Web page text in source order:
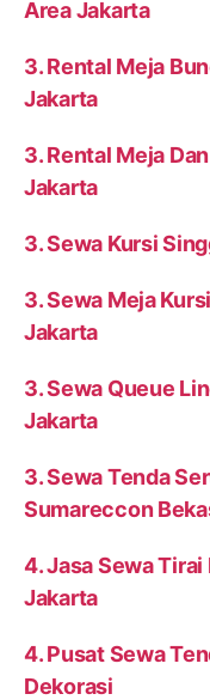
Area Jakarta
3. Rental Meja
Jakarta
3. Rental Meja
Jakarta
3. Sewa Kursi
3. Sewa Meja
Jakarta
3. Sewa Queue
Jakarta
3. Sewa Tenda
Sumareccon
4. Jasa Sewa
Jakarta
4. Pusat Sewa
Dekorasi